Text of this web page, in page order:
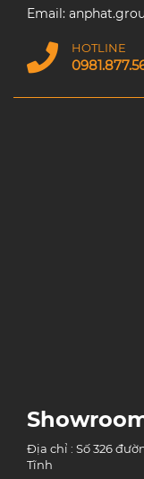
Email:
HOTLINE
Địa chỉ : Số 326
Tĩnh